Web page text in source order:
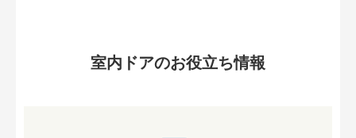
室内ドアのお役立ち情報